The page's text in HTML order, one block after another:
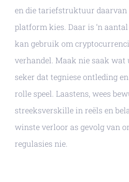
en die tariefstruktuur daarvan
platform kies. Daar is ‘n
kan gebruik om
verhandel. Maak nie saak wat
seker dat tegniese ontleding
rolle speel. Laastens, wees
streeksverskille in reëls en
winste verloor as gevolg van
regulasies nie.